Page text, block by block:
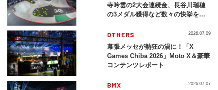
寺吟雲の2大会連続金、長谷川瑞穂
の3メダル獲得など数々の快挙をプ
2026」
OTHERS
幕張メッセが熱狂の渦に！「X
Games Chiba 2026」Moto X＆豪華
コンテンツレポート
2026.07.09
BMX 2026.07.07